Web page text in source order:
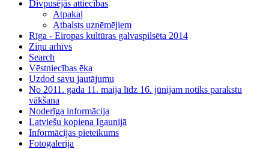
Divpusējās attiecības
Atpakaļ
Atbalsts uzņēmējiem
Rīga - Eiropas kultūras galvaspilsēta 2014
Ziņu arhīvs
Search
Vēstniecības ēka
Uzdod savu jautājumu
No 2011. gada 11. maija līdz 16. jūnijam notiks parakstu
vākšana
Noderīga informācija
Latviešu kopiena Igaunijā
Informācijas pieteikums
Fotogalerija